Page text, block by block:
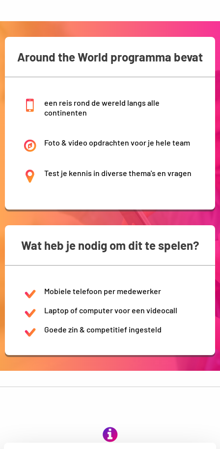
Around the World programma bevat
een reis rond de wereld langs alle
continenten
Foto & video opdrachten voor je hele team
Test je kennis in diverse thema's en vragen
Wat heb je nodig om dit te spelen?
Mobiele telefoon per medewerker
Laptop of computer voor een videocall
Goede zin & competitief ingesteld